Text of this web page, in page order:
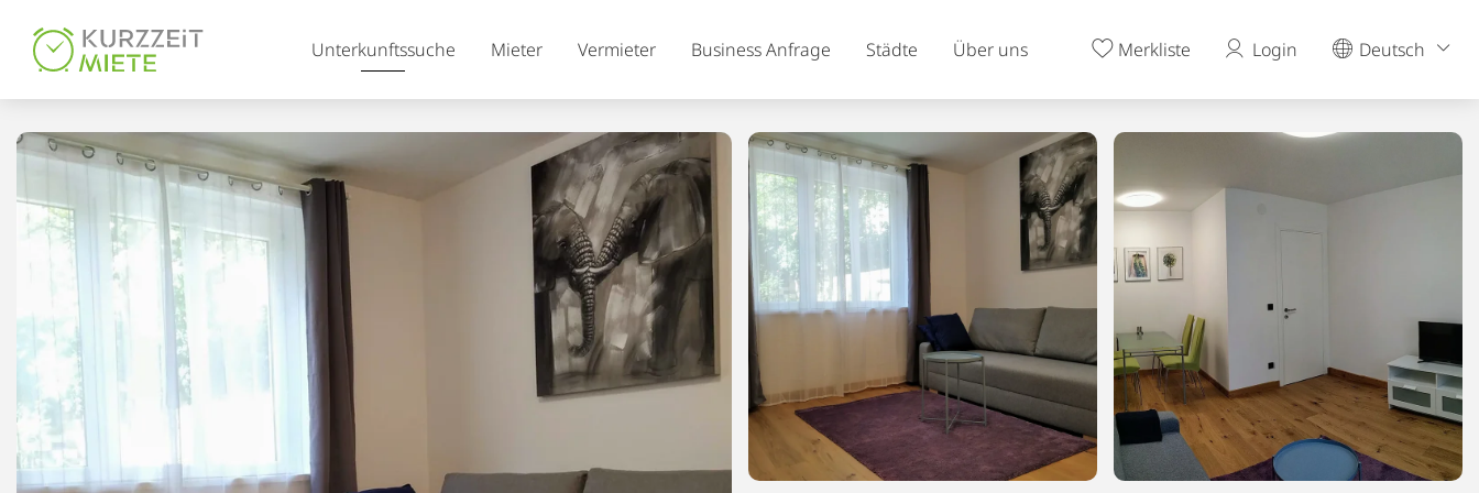
Unterkunftssuche Mieter Vermieter Business Anfrage Städte Über uns Merkliste Login Deutsch